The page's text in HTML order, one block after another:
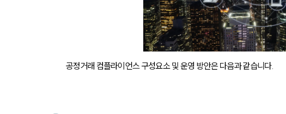
공정거래 컴플라이언스 구성요소 및 운영 방안은 다음과 같습니다.